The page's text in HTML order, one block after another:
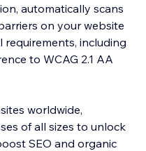
automatically scans
on your website
including
to WCAG 2.1 AA
worldwide,
of all sizes to unlock
SEO and organic